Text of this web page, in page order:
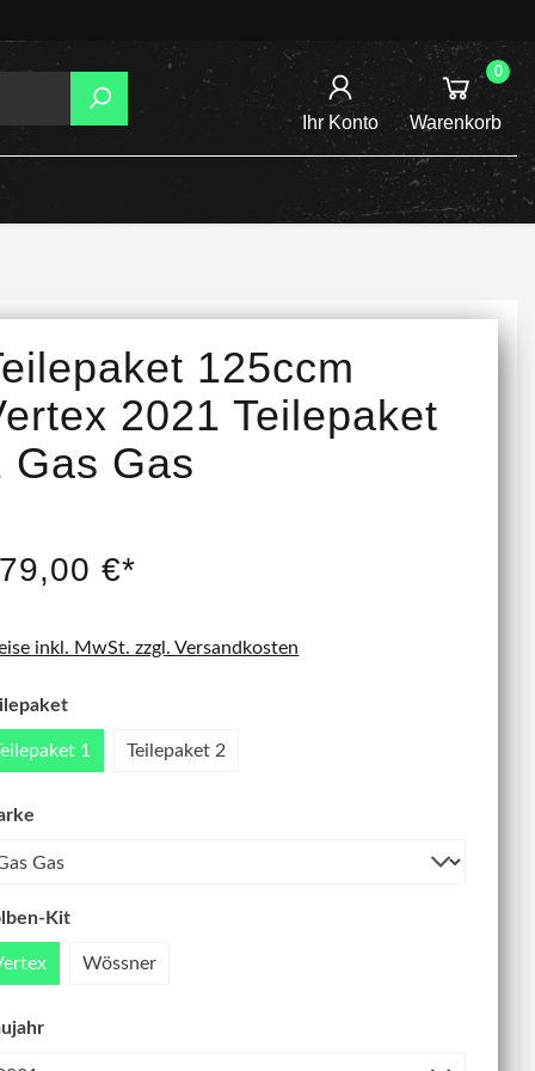
Ihr Konto
0
Warenkorb
/
NEU
125ccm
2021 Teilepaket
Gas Gas
€*
inkl. MwSt. zzgl. Versandkosten
1 Teilepaket 2
Kit
Wössner